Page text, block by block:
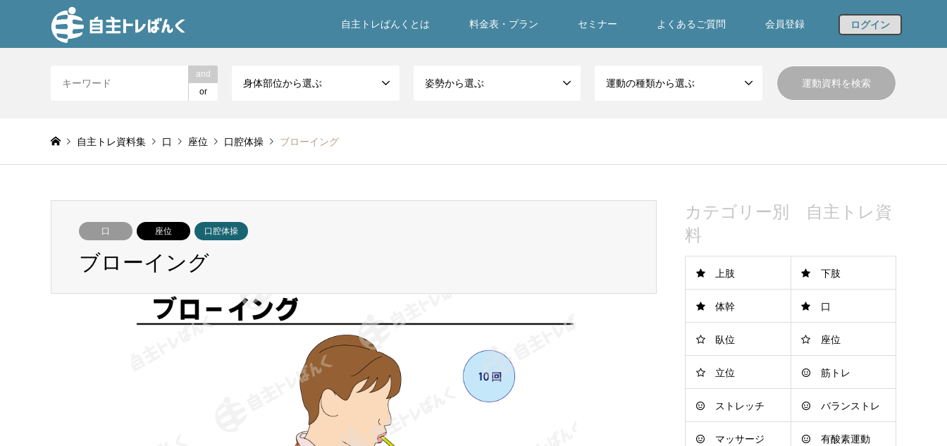
自主トレばんくとは 料金表・プラン セミナー よくあるご質問 会員登録 ログイン
and
or
身体部位から選ぶ 姿勢から選ぶ 運動の種類から選ぶ
自主トレ資料集 口 座位 口腔体操 ブローイング
口 座位 口腔体操
ブローイング
カテゴリー別 自主トレ資
料
上肢 下肢
体幹 口
臥位 座位
立位 筋トレ
ストレッチ バランストレ
ーニング
マッサージ 有酸素運動